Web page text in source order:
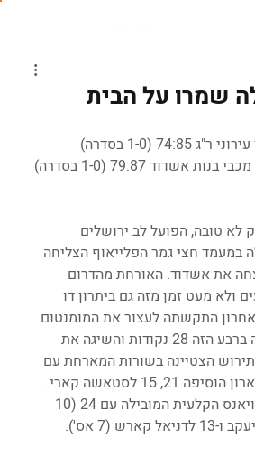
שמרו על הבית
(1-0 בסדרה)
אשדוד 79:87 (1-0 בסדרה)
טובה, הפועל לב ירושלים
במעמד חצי גמר הפלייאוף הצליחה
את אשדוד. האורחת מהדרום
במשך 3 רבעים ולא מעט זמן מזה גם ביתרון דו
התקשתה לעצור את המומנטום
של ירושלים שקלעה ברבע הזה 28 נקודות והשיגה את
הצטיינה בשורות המארחת עם
33 נקודות, אליסה בארון הוסיפה 21, 15 לסטאשה קארי.